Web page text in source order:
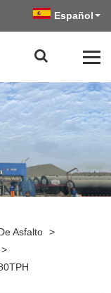
Español
Asfalto >
>